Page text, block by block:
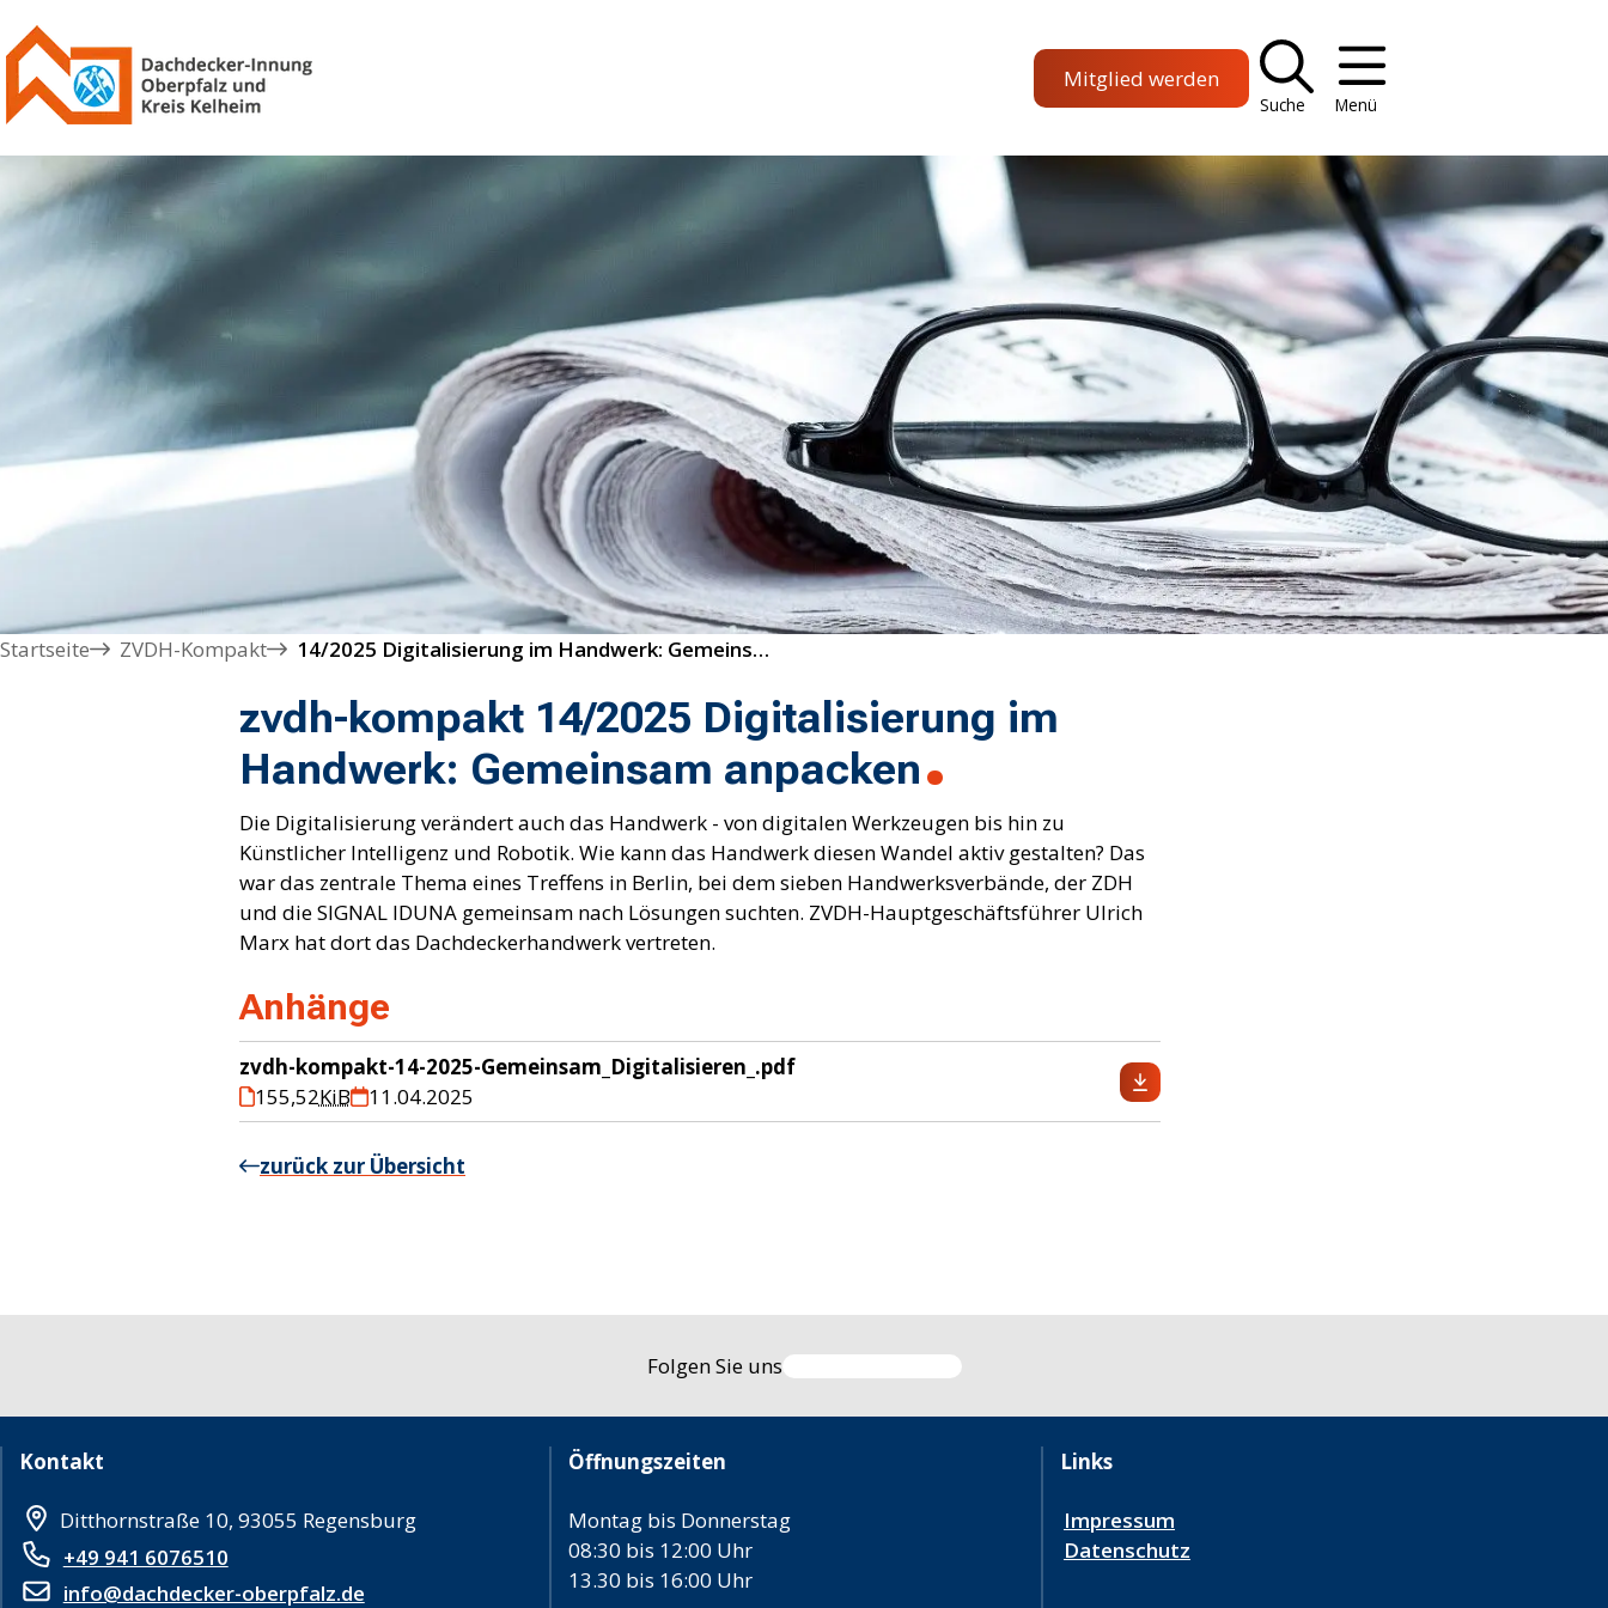
Mitglied werden
Suche Menü
Startseite ZVDH-Kompakt 14/2025 Digitalisierung im Handwerk: Gemeinsam anpacken
zvdh-kompakt 14/2025 Digitalisierung im
Handwerk: Gemeinsam anpacken
Die Digitalisierung verändert auch das Handwerk - von digitalen Werkzeugen bis hin zu
Künstlicher Intelligenz und Robotik. Wie kann das Handwerk diesen Wandel aktiv gestalten? Das
war das zentrale Thema eines Treffens in Berlin, bei dem sieben Handwerksverbände, der ZDH
und die SIGNAL IDUNA gemeinsam nach Lösungen suchten. ZVDH-Hauptgeschäftsführer Ulrich
Marx hat dort das Dachdeckerhandwerk vertreten.
Anhänge
zvdh-kompakt-14-2025-Gemeinsam_Digitalisieren_.pdf
155,52KiB 11.04.2025
zurück zur Übersicht
Folgen Sie uns
Kontakt
Ditthornstraße 10, 93055 Regensburg
+49 941 6076510
info@dachdecker-oberpfalz.de
Öffnungszeiten
Montag bis Donnerstag
08:30 bis 12:00 Uhr
13.30 bis 16:00 Uhr
Links
Impressum
Datenschutz